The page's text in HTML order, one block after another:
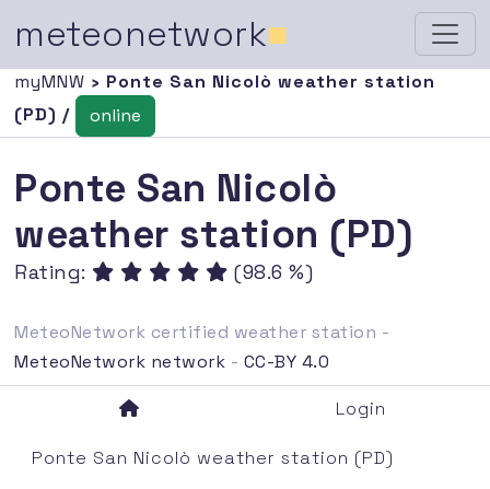
meteonetwork■
myMNW › Ponte San Nicolò weather station
(PD) /
online
Ponte San Nicolò
weather station (PD)
Rating: (98.6 %)
MeteoNetwork certified weather station -
MeteoNetwork network - CC-BY 4.0
Login
Ponte San Nicolò weather station (PD)